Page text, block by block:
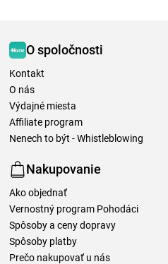
O spoločnosti
Kontakt
O nás
Výdajné miesta
Affiliate program
Nenech to být - Whistleblowing
Nakupovanie
Ako objednať
Vernostný program Pohodáci
Spôsoby a ceny dopravy
Spôsoby platby
Prečo nakupovať u nás